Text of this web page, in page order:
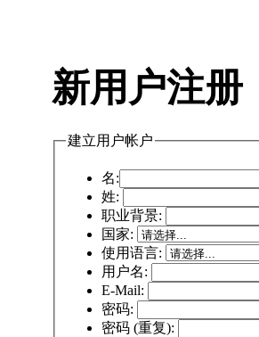
新用户注册
建立用户帐户
名:
姓:
职业背景:
国家:
使用语言:
用户名:
E-Mail:
密码:
密码 (重复):